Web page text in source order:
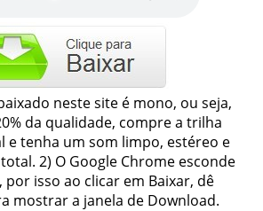
neste site é mono, ou seja,
da qualidade, compre a trilha
e tenha um som limpo, estéreo e
2) O Google Chrome esconde
por isso ao clicar em Baixar, dê
mostrar a janela de Download.